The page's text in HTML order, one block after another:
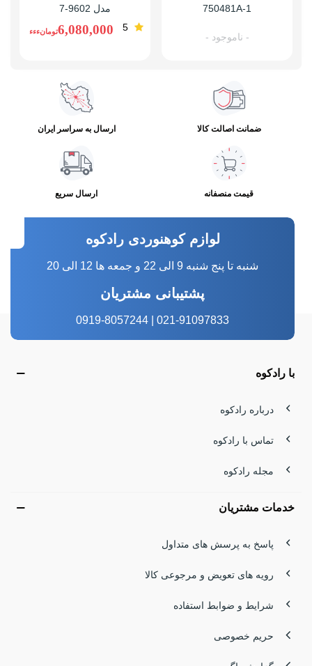
750481A-1
- ناموجود -
مدل 9602-7
5
6,080,000تومانءءء
ضمانت اصالت کالا ارسال به سراسر ایران
قیمت منصفانه ارسال سریع
لوازم کوهنوردی رادکوه
شنبه تا پنج شنبه 9 الی 22 و جمعه ها 12 الی 20
پشتیبانی مشتریان
021-91097833 | 0919-8057244
با رادکوه
درباره رادکوه
تماس با رادکوه
مجله رادکوه
خدمات مشتریان
پاسخ به پرسش های متداول
رویه های تعویض و مرجوعی کالا
شرایط و ضوابط استفاده
حریم خصوصی